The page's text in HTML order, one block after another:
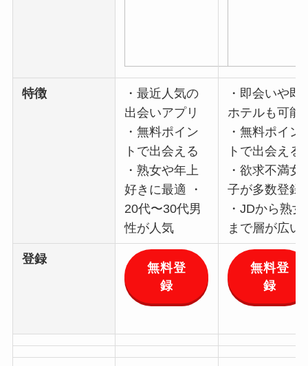
特徴
・最近人気の
出会いアプリ
・無料ポイン
トで出会える
・熟女や年上
好きに最適 ・
20代〜30代男
性が人気
・即会いや即
ホテルも可能
・無料ポイン
トで出会える
・欲求不満女
子が多数登録
・JDから熟女
まで層が広い
登録
無料登
録
無料登
録